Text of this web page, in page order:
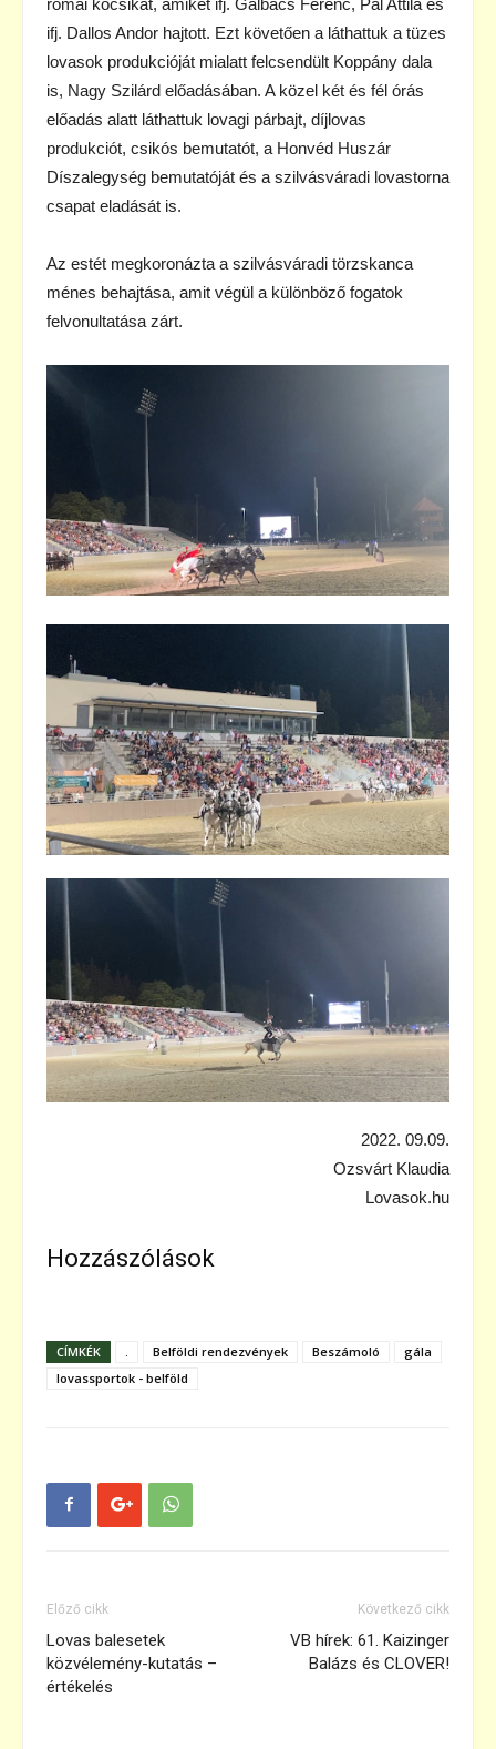
ifj. Dallos Andor hajtott. Ezt követően a láthattuk a tüzes
lovasok produkcióját mialatt felcsendült Koppány dala
is, Nagy Szilárd előadásában. A közel két és fél órás
előadás alatt láthattuk lovagi párbajt, díjlovas
produkciót, csikós bemutatót, a Honvéd Huszár
Díszalegység bemutatóját és a szilvásváradi lovastorna
csapat eladását is.
Az estét megkoronázta a szilvásváradi törzskanca
ménes behajtása, amit végül a különböző fogatok
felvonultatása zárt.
2022. 09.09.
Ozsvárt Klaudia
Lovasok.hu
Hozzászólások
CÍMKÉK Belföldi rendezvények Beszámoló
gála
lovassportok - belföld
Előző cikk
Lovas balesetek
közvélemény-kutatás –
értékelés
Következő cikk
VB hírek: 61. Kaizinger
Balázs és CLOVER!